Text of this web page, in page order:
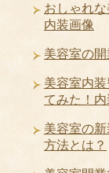
おしゃれ
内装画像
美容室の
美容室内
てみた！
美容室の
方法とは？